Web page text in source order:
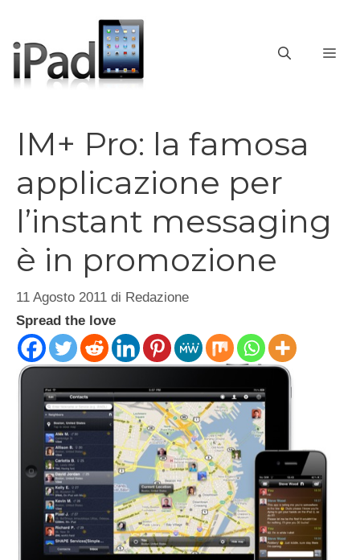
contenuto
IM+ Pro: la famosa
applicazione per
l’instant messaging
è in promozione
11 Agosto 2011 di Redazione
Spread the love